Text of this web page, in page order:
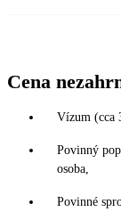
Cena
Vízum (cca
Povinný
osoba,
Povinné